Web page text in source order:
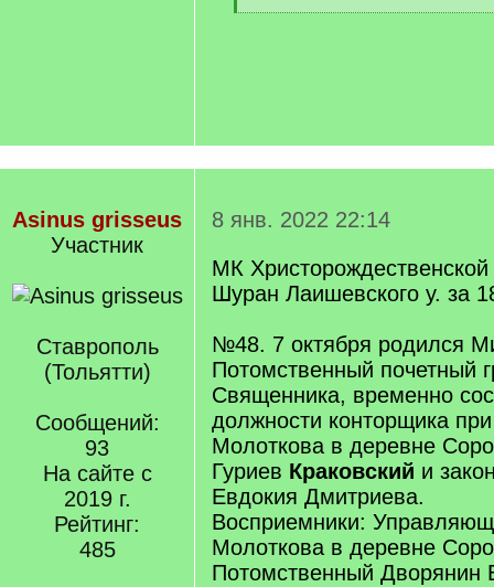
Asinus grisseus
Участник
Ставрополь
(Тольятти)
Сообщений:
93
На сайте с
2019 г.
Рейтинг:
485
8 янв. 2022 22:14
МК Христорождественской
Шуран Лаишевского у. за
№48. 7 октября родился
Потомственный почетный
Священника, временно
должности конторщика
Молоткова в деревне
Гуриев Краковский и
Евдокия Дмитриева.
Восприемники:
Молоткова в деревне
Потомственный Дворянин